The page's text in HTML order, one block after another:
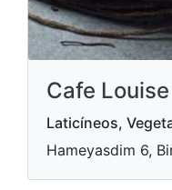
Cafe
Laticíneos,
Hameyasdim 6,